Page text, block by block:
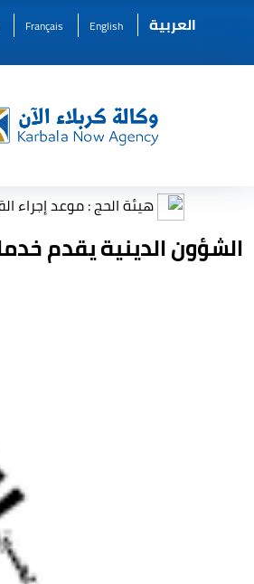
العربية English
Français
هيئة الحج : موعد إجراء القرعة
الشؤون الدينية يقدم خدماته لأكثر من 77